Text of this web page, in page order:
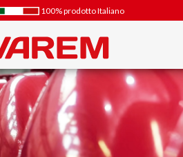
100% prodotto Italiano